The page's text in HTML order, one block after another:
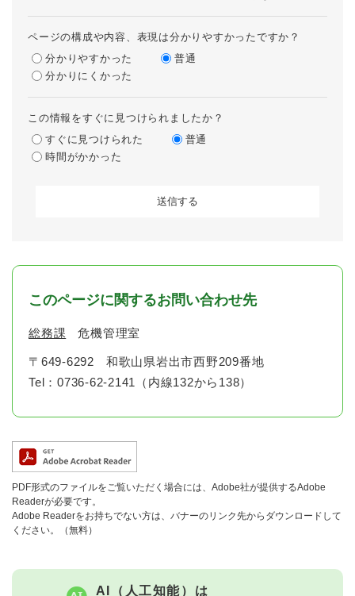
ページの構成や内容、表現は分かりやすかったですか？
分かりやすかった
普通
分かりにくかった
この情報をすぐに見つけられましたか？
すぐに見つけられた
普通
時間がかかった
このページに関するお問い合わせ先
総務課 危機管理室
〒649-6292
和歌山県岩出市西野209番地
Tel：0736-62-2141（内線132から138）
PDF形式のファイルをご覧いただく場合には、Adobe社が提供するAdobe
Readerが必要です。
Adobe Readerをお持ちでない方は、バナーのリンク先からダウンロードして
ください。（無料）
AI（人工知能）は